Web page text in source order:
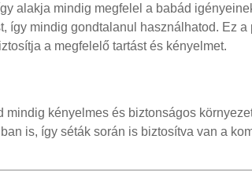
alakja mindig megfelel a babád
mindig gondtalanul használhatod. Ez
a megfelelő tartást és kényelmet.
kényelmes és biztonságos
is, így séták során is biztosítva van a